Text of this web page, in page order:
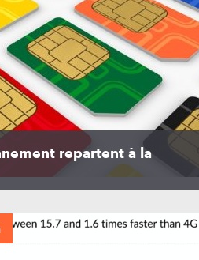
repartent à la